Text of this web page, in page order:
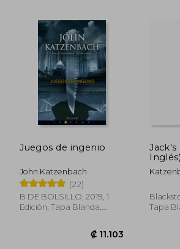
₡ 11.376
Juegos de ingenio
John Katzenbach
(22)
B DE BOLSILLO, 2019, 1
Edición, Tapa Blanda,
Jack's
Inglés)
Tapa